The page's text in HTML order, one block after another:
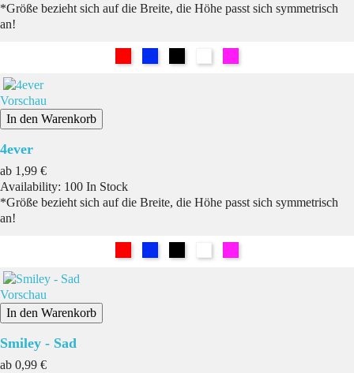
*Größe bezieht sich auf die Breite, die Höhe passt sich symmetrisch
an!
Vorschau
In den Warenkorb
4ever
ab Preis
1,99 €
Availability: 100 In Stock
*Größe bezieht sich auf die Breite, die Höhe passt sich symmetrisch
an!
Vorschau
In den Warenkorb
Smiley - Sad
ab Preis
0,99 €